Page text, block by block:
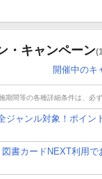
・キャンペーン
開催中のキ
間等の各種詳細条件は、必
ジャンル対象！ポイ
図書カードNEXT利用